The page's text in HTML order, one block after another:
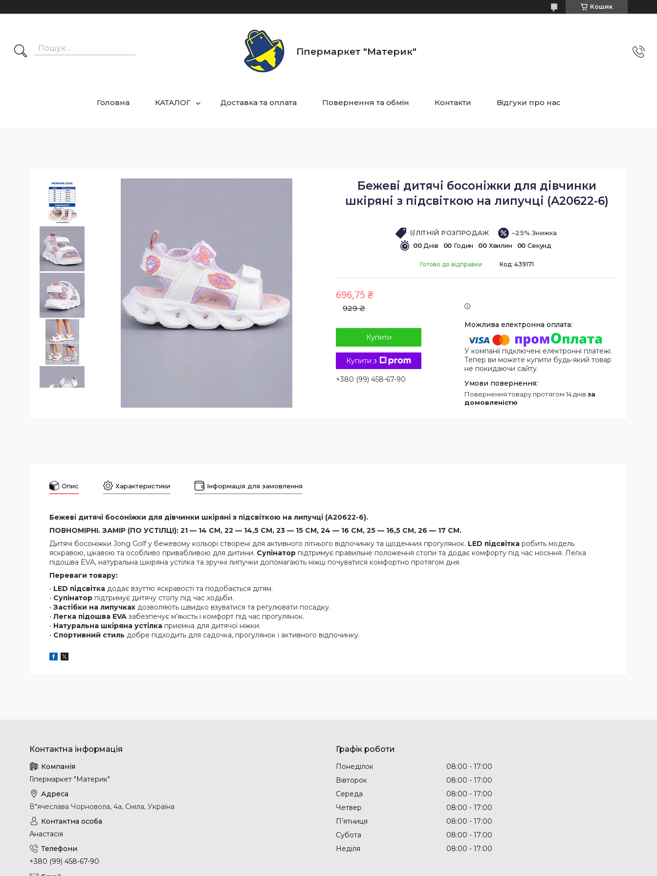
Кошик
Гіпермаркет "Материк"
Головна КАТАЛОГ Доставка та оплата Повернення та обмін Контакти Відгуки про нас
Бежеві дитячі босоніжки для дівчинки
шкіряні з підсвіткою на липучці (A20622-6)
🛒ЛІТНІЙ РОЗПРОДАЖ
–25%
00 Днів 00 Годин 00 Хвилин 00 Секунд
Готово до відправки Код: 439171
929 ₴
696,75 ₴
Купити
Купити з
+380 (99) 458-67-90
У компанії підключені електронні платежі.
Тепер ви можете купити будь-який товар
не покидаючи сайту.
повернення товару протягом 14 днів за
домовленістю
Опис Характеристики Інформація для замовлення
Бежеві дитячі босоніжки для дівчинки шкіряні з підсвіткою на липучці (A20622-6).
ПОВНОМІРНІ. ЗАМІР (ПО УСТІЛЦІ): 21 — 14 СМ, 22 — 14,5 СМ, 23 — 15 СМ, 24 — 16 СМ, 25 — 16,5 СМ, 26 — 17 СМ.
Дитячі босоніжки Jong Golf у бежевому кольорі створені для активного літнього відпочинку та щоденних прогулянок. LED підсвітка робить модель
яскравою, цікавою та особливо привабливою для дитини. Супінатор підтримує правильне положення стопи та додає комфорту під час носіння. Легка
підошва EVA, натуральна шкіряна устілка та зручні липучки допомагають ніжці почуватися комфортно протягом дня.
Переваги товару:
• LED підсвітка додає взуттю яскравості та подобається дітям.
• Супінатор підтримує дитячу стопу під час ходьби.
• Застібки на липучках дозволяють швидко взуватися та регулювати посадку.
• Легка підошва EVA забезпечує м’якість і комфорт під час прогулянок.
• Натуральна шкіряна устілка приємна для дитячої ніжки.
• Спортивний стиль добре підходить для садочка, прогулянок і активного відпочинку.
Гіпермаркет "Материк"
В"ячеслава Чорновола, 4а, Сміла, Україна
Анастасія
+380 (99) 458-67-90
Графік роботи
Понеділок 08:00
17:00
Вівторок
08:00
17:00
Середа
08:00
17:00
Четвер
08:00
17:00
Пʼятниця
08:00
17:00
Субота
08:00
17:00
Неділя
08:00 17:00